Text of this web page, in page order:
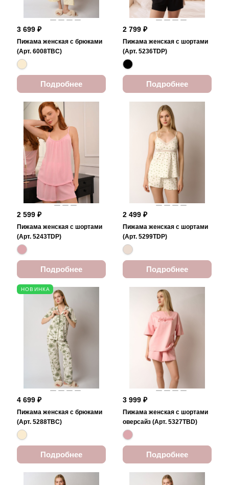
3 699 ₽
Пижама женская с брюками
(Арт. 6008TBC)
Подробнее
2 799 ₽
Пижама женская с шортами
(Арт. 5236TDP)
Подробнее
2 599 ₽
Пижама женская с шортами
(Арт. 5243TDP)
Подробнее
2 499 ₽
Пижама женская с шортами
(Арт. 5299TDP)
Подробнее
НОВИНКА
4 699 ₽
Пижама женская с брюками
(Арт. 5288TBC)
Подробнее
3 999 ₽
Пижама женская с шортами
оверсайз (Арт. 5327TBD)
Подробнее